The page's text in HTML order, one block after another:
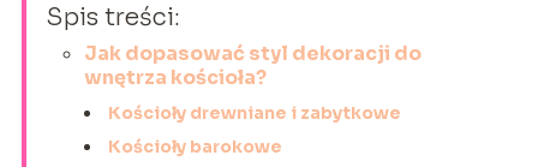
Spis treści:
Jak dopasować styl dekoracji do
wnętrza kościoła?
Kościoły drewniane i zabytkowe
Kościoły barokowe